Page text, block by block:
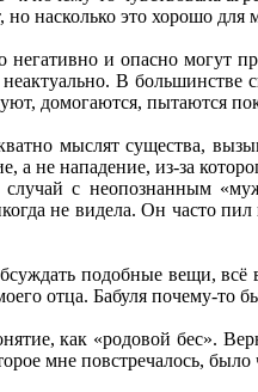
насколько это хорошо для
негативно и опасно могут
неактуально. В
домогаются, пытаются
мыслят существа,
а не нападение, из-за
с неопознанным
не видела. Он часто
подобные вещи, всё
отца. Бабуля почему-то
как «родовой бес».
мне повстречалось, было